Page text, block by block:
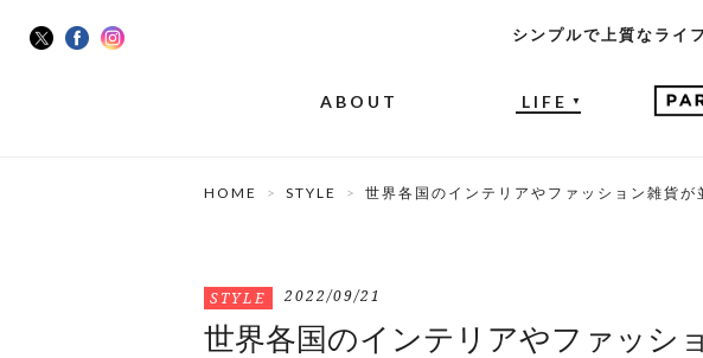
シンプルで上質なライ
ABOUT LIFE ▼
HOME STYLE 世界各国のインテリアやファッション雑貨が
STYLE 2022/09/21
世界各国のインテリアやファッシ